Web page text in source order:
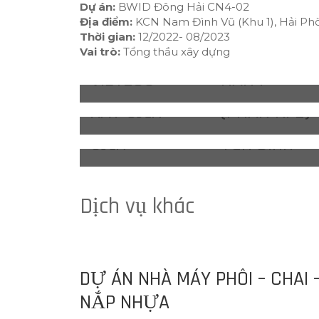
Dự án: BWID Đông Hải CN4-02
Địa điểm: KCN Nam Đình Vũ (Khu 1), Hải
Thời gian: 12/2022- 08/2023
Vai trò: Tổng thầu xây dựng
NHÀ KHO,
VĂN PHÒNG
CHO THUÊ
VIETLOG
DỤNG CÔNG
NGHỆ SẢN
XUẤT VIỆT
HÀN I
NGHIỆP BW
NAM ĐÌNH VŨ.
DỰ ÁN 18-
NHÀ XƯỞNG
XÂY SẴN
– DỰ ÁN 05-
NHÀ XƯỞNG
XÂY SẴN GIAI
ĐOẠN 1
(PHÂN KÌ 2)
NGHIỆP HẬU
CẦN BW
ÁN 19 – NHÀ
XƯỞNG XÂY
SẴN
tâm công
nghiệp GNP
Yên Bình
Dịch vụ khác
DỰ ÁN NHÀ MÁY PHÔI – CHAI
NẮP NHỰA